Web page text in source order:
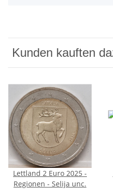
Kunden kauften
Lettland 2 Euro 2025 -
Regionen - Selija unc.